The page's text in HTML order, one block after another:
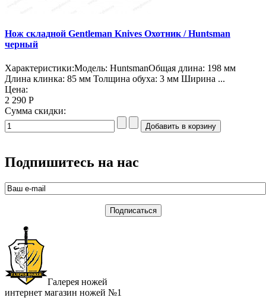
Нож складной Gentleman Knives Охотник / Huntsman
черный
Характеристики:Модель: HuntsmanОбщая длина: 198 мм
Длина клинка: 85 мм Толщина обуха: 3 мм Ширина ...
Цена:
2 290 Р
Сумма скидки:
Подпишитесь на нас
Галерея ножей
интернет магазин ножей №1